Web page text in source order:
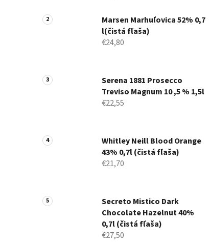
Marsen Marhuľovica 52% 0,7
l(čistá fľaša)
€24,80
Serena 1881 Prosecco
Treviso Magnum 10 ,5 % 1,5l
€22,55
Whitley Neill Blood Orange
43% 0,7l (čistá fľaša)
€21,70
Secreto Mistico Dark
Chocolate Hazelnut 40%
0,7l (čistá fľaša)
€27,50